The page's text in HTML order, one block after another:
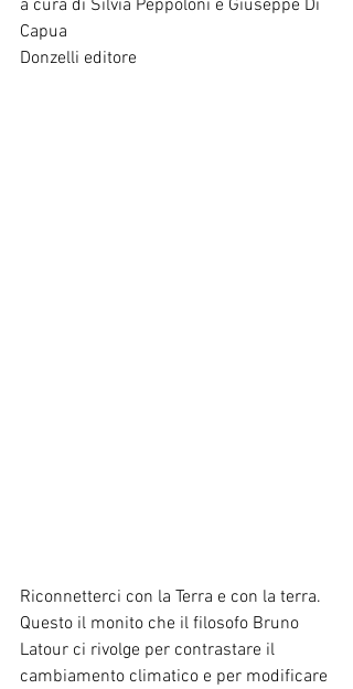
a cura di Silvia Peppoloni e Giuseppe Di
Capua
Donzelli editore
Riconnetterci con la Terra e con la terra.
Questo il monito che il filosofo Bruno
Latour ci rivolge per contrastare il
cambiamento climatico e per modificare